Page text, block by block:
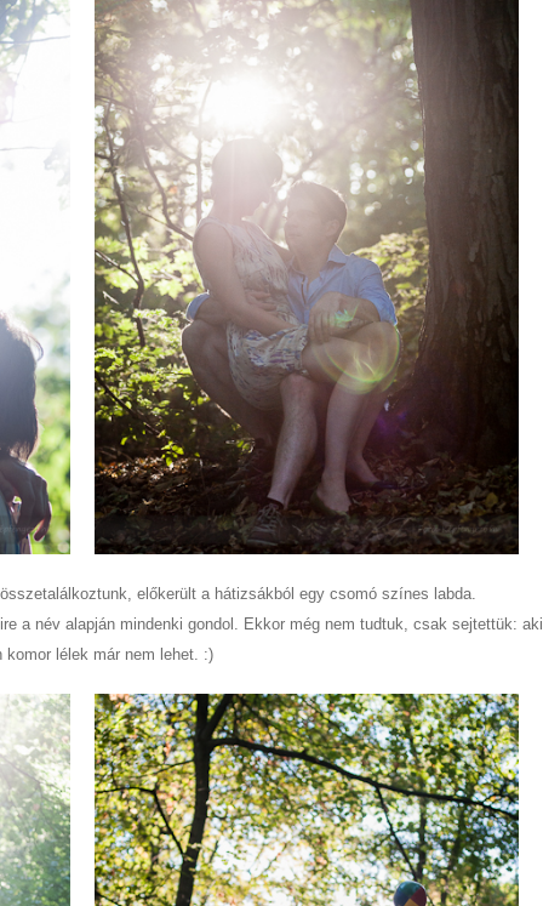
előkerült a hátizsákból egy csomó színes labda.
a név alapján mindenki gondol. Ekkor még nem tudtuk, csak sejtettük: aki
lélek már nem lehet. :)